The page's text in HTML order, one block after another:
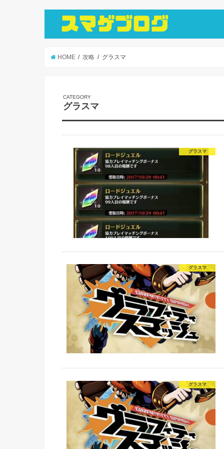
HOME 攻略 グラスマ
グラスマ
グラスマ
グラスマ
グラスマ